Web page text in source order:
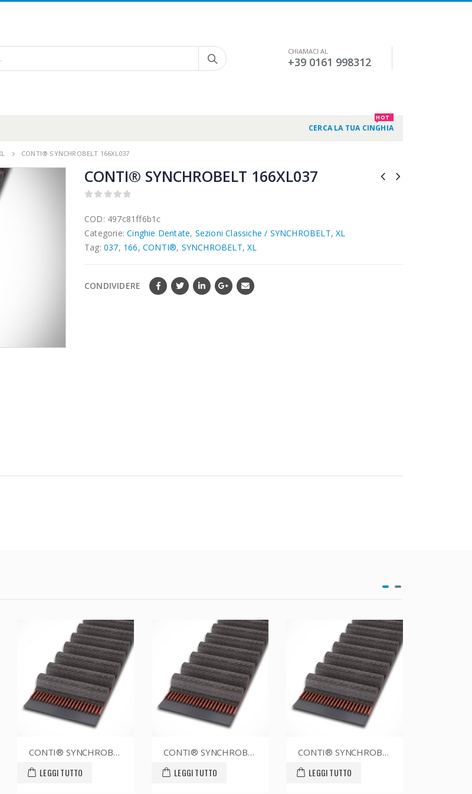
CHIAMACI AL
+39 0161 998312
CERCA LA TUA CINGHIA
HOT
CONTI® SYNCHROBELT 166XL037
CONTI® SYNCHROBELT 166XL037
COD: 497c81ff6b1c
Categorie:Cinghie Dentate, Sezioni Classiche / SYNCHROBELT,XL
Tag: 037, 166,CONTI®, SYNCHROBELT,XL
CONDIVIDERE
CONTI® SYNCHROBELT 70XL037
LEGGI TUTTO
CONTI® SYNCHROBELT 70XL025
LEGGI TUTTO
CONTI® SYNCHROBELT 88XL025
LEGGI TUTTO